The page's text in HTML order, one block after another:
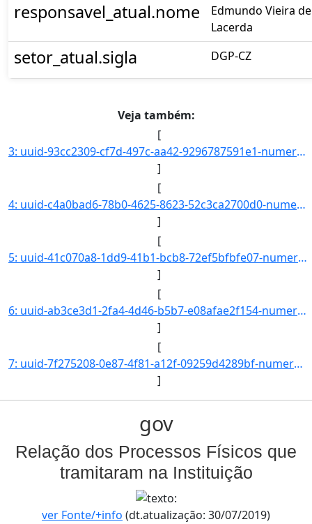
responsavel_atual.nome
Edmundo Vieira de
Lacerda
setor_atual.sigla DGP-CZ
Veja também:
[
3: uuid-93cc2309-cf7d-497c-aa42-9296787591e1-numero-23325.000002.2019-50-interessado.nome-Gabriela_Sant]
]
[
4: uuid-c4a0bad6-78b0-4625-8623-52c3ca2700d0-numero-23167.000001.2019-75-interessado.nome-Otavio_Italo_]
]
[
5: uuid-41c070a8-1dd9-41b1-bcb8-72ef5bfbfe07-numero-23325.000003.2019-02-interessado.nome-Daniel_Olivei]
]
[
6: uuid-ab3ce3d1-2fa4-4d46-b5b7-e08afae2f154-numero-23325.000004.2019-49-interessado.nome-Gabriel_Arauj]
]
[
7: uuid-7f275208-0e87-4f81-a12f-09259d4289bf-numero-23325.000005.2019-93-interessado.nome-Nalenkya_Rodr]
]
gov
Relação dos Processos Físicos que
tramitaram na Instituição
ver Fonte/+info (dt.atualização: 30/07/2019)